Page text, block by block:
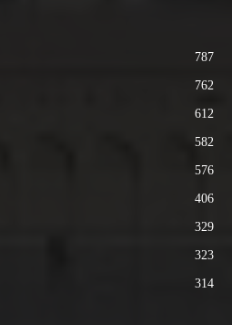
787
762
612
582
576
406
329
323
314